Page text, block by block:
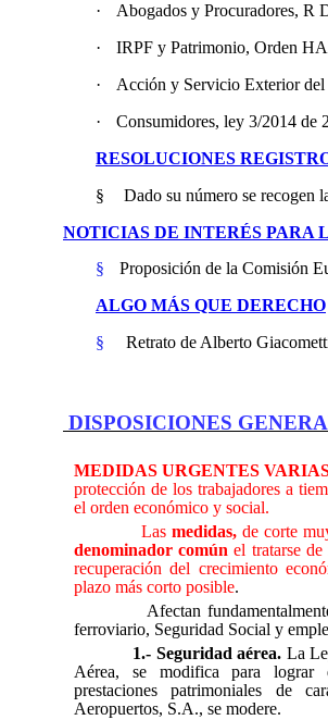
·
Abogados y Procuradores, R
·
IRPF y Patrimonio, Orden
·
Acción y Servicio Exterior del
·
Consumidores, ley 3/2014 de
RESOLUCIONES
§
Dado su número se recogen
NOTICIAS DE INTERÉS PARA
§
Proposición de la Comisión
ALGO MÁS QUE DERECHO
§
Retrato de Alberto
DISPOSICIONES
MEDIDAS URGENTES
protección de los trabajadores a
el orden económico y social.
Las medidas,de corte
denominador común el tratarse
recuperación del crecimiento
plazo más corto posible.
Afectan
ferroviario, Seguridad Social y
1.- Seguridad aérea. La
Aérea, se modifica para
prestaciones patrimoniales de
Aeropuertos, S.A., se modere.